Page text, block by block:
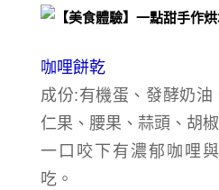
咖哩餅乾
成份:有機蛋、發酵奶油
仁果、腰果、蒜頭、胡
一口咬下有濃郁 咖哩與
吃。